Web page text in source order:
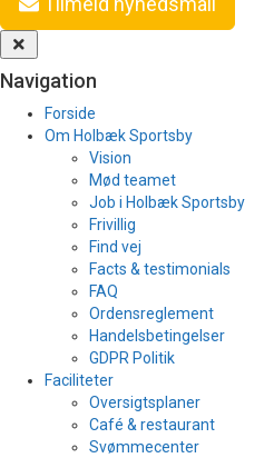
Navigation
Forside
Om Holbæk Sportsby
Vision
Mød teamet
Job i Holbæk Sportsby
Frivillig
Find vej
Facts & testimonials
FAQ
Ordensreglement
Handelsbetingelser
GDPR Politik
Faciliteter
Oversigtsplaner
Café & restaurant
Svømmecenter